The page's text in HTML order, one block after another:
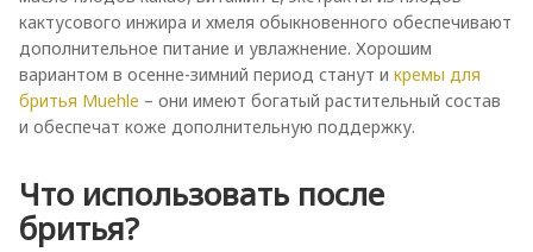
кактусового инжира и хмеля обыкновенного обеспечивают
дополнительное питание и увлажнение. Хорошим
вариантом в осенне-зимний период станут и кремы для
бритья Muehle – они имеют богатый растительный состав
и обеспечат коже дополнительную поддержку.
Что использовать после
бритья?